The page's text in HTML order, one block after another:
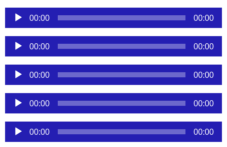
Reproductor
de
audio
00:00 00:00
Reproductor
de
audio
00:00 00:00
Reproductor
de
audio
00:00 00:00
Reproductor
de
audio
00:00 00:00
Reproductor
de
00:00 00:00